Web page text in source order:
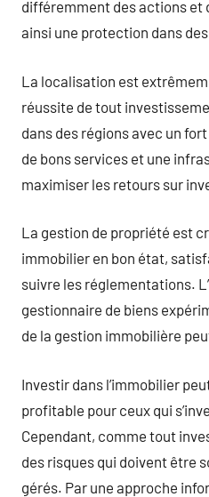
différemment des actions et
ainsi une protection dans
La localisation est
réussite de tout
dans des régions avec un
de bons services et une
maximiser les retours sur
La gestion de propriété est
immobilier en bon état,
suivre les réglementations.
gestionnaire de biens
de la gestion immobilière
Investir dans l’immobilier
profitable pour ceux qui
Cependant, comme tout
des risques qui doivent être
gérés. Par une approche